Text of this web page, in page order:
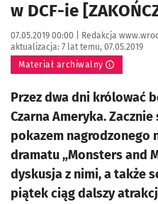
w DCF-ie
Data publikacji:
07.05.2019 00:00 | Autor:
Redakcja
aktualizacja: 7 lat temu, 07.05.2019
Materiał archiwalny
Przez dwa dni królować
Czarna Ameryka.
pokazem nagrodzonego
dramatu „Monsters and
dyskusja z nimi, a także
piątek ciąg dalszy